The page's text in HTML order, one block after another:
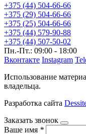
+375 (44) 504-66-66
+375 (29) 504-66-66
+375 (25) 504-66-66
+375 (44) 579-90-88
+375 (44) 507-50-02
Пн.-Пт.: 09:00 - 18:00
Вконтакте Instagram
Использование
владельца.
Разработка сайта
Заказать звонок
Ваше имя *